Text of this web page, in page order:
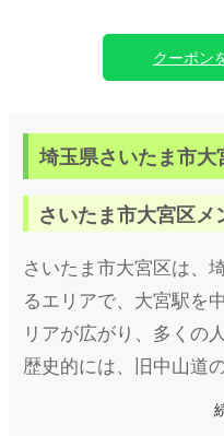
イベント価
案内料金
※オプション
※派遣料2000
上記は別料金
忙しのでお勧
50分11,000円
お試しにピッ
60分11,000円
70分13,000円
90分16,000円
110分19,000
クーポン
埼玉県さいたま市
さいたま市大宮区
さいたま市大宮区は、
るエリアで、大宮駅を
リアが広がり、多くの
歴史的には、旧中山道
は鉄道の発展とともに